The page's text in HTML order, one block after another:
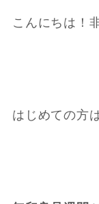
こんにちは！
はじめての方